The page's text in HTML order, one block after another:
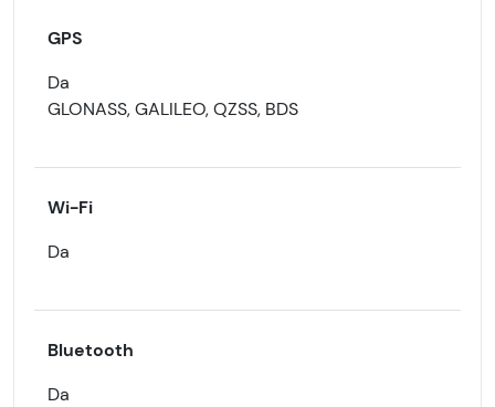
GPS
Da
GLONASS, GALILEO, QZSS, BDS
Wi-Fi
Da
Bluetooth
Da